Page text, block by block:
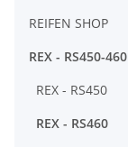
REIFEN SHOP
REX - RS450-460
REX - RS450
REX - RS460